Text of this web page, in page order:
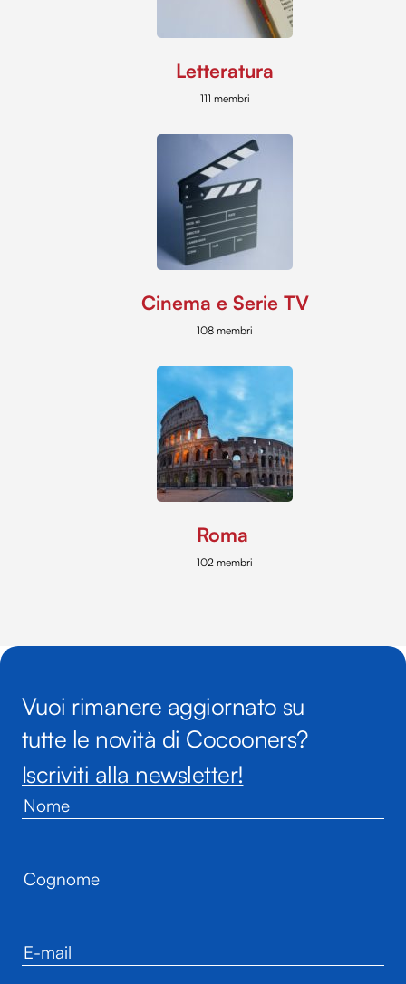
Letteratura
111 membri
Cinema e Serie TV
108 membri
Roma
102 membri
Vuoi rimanere aggiornato su
tutte le novità di Cocooners?
Iscriviti alla newsletter!